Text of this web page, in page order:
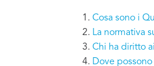
Cosa sono i
La normativa
Chi ha diritto
Dove